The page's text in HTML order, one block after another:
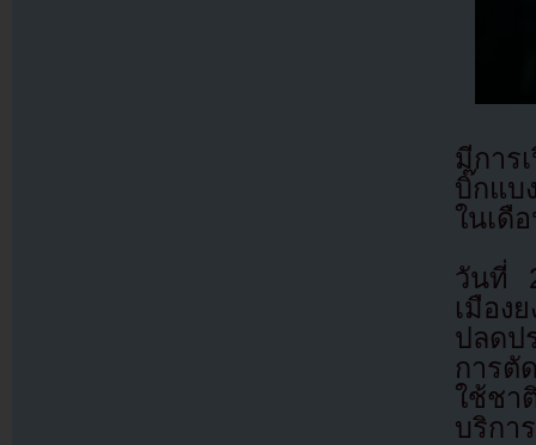
มีการ
บิ๊กแบ
ในเดื
วันที่
เมือง
ปลดป
การตั
ใช้ชา
บริกา